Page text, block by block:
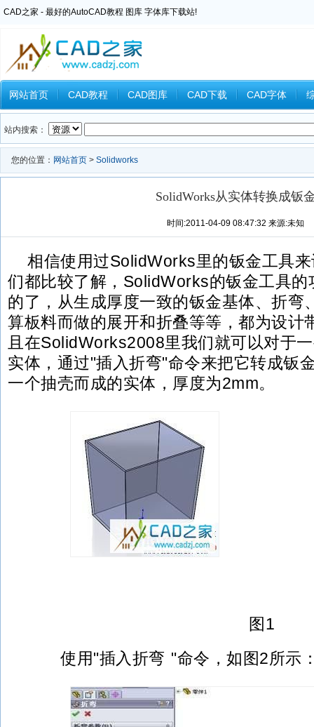
CAD之家 - 最好的AutoCAD教程 图库 字体库下载站!
网站首页 CAD教程 CAD图库 CAD下载 CAD字体
Inventor教程 Ansys教程 CAXA教程 中望CAD Catia教
站内搜索：
您的位置： 网站首页 > Solidworks
SolidWorks从实体转换成钣
时间:2011-04-09 08:47:32 来源:未知
相信使用过SolidWorks里的钣金工具
们都比较了解，SolidWorks的钣金工具的
的了，从生成厚度一致的钣金基体、折弯
算板料而做的展开和折叠等等，都为设计
且在SolidWorks2008里我们就可以对于
实体，通过"插入折弯"命令来把它转成钣
一个抽壳而成的实体，厚度为2mm。
图1
使用"插入折弯 "命令，如图2所示